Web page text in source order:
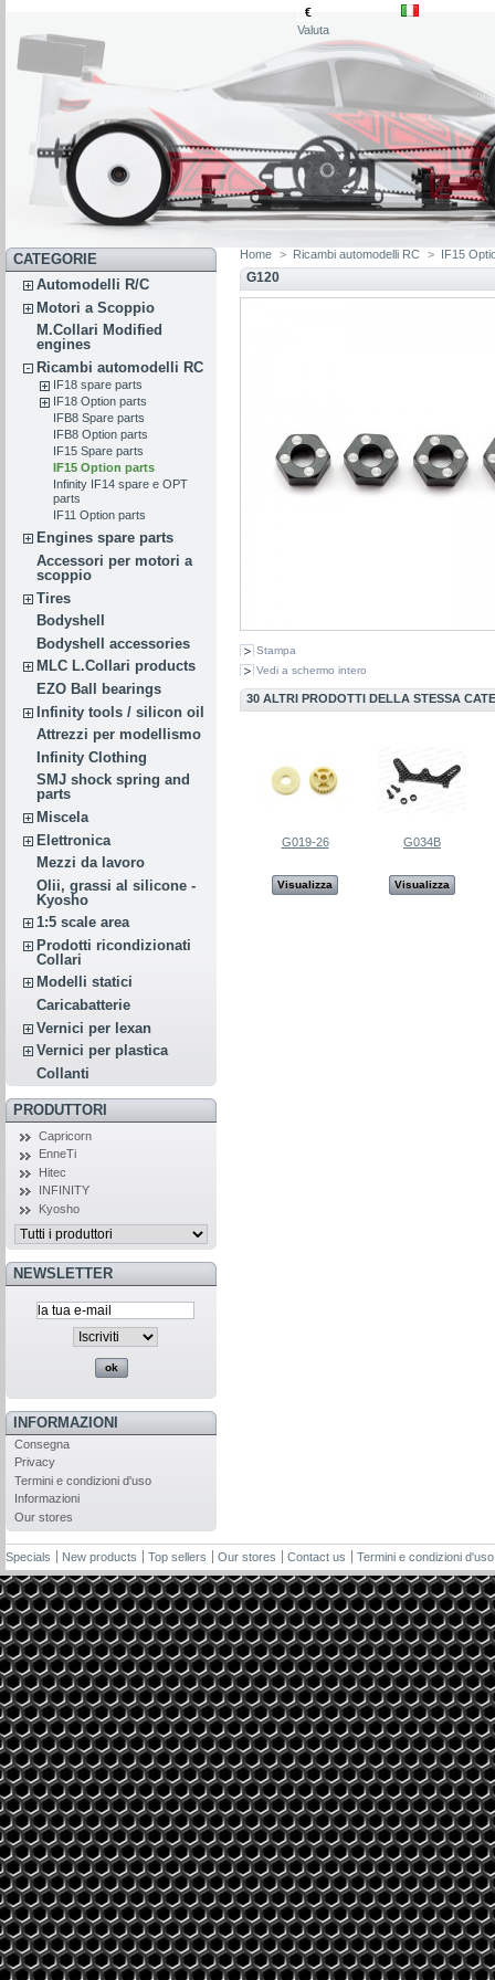
€
Valuta
CATEGORIE
Automodelli R/C
Motori a Scoppio
M.Collari Modified
engines
Ricambi automodelli RC
IF18 spare parts
IF18 Option parts
IFB8 Spare parts
IFB8 Option parts
IF15 Spare parts
IF15 Option parts
Infinity IF14 spare e OPT
parts
IF11 Option parts
Engines spare parts
Accessori per motori a
scoppio
Tires
Bodyshell
Bodyshell accessories
MLC L.Collari products
EZO Ball bearings
Infinity tools / silicon oil
Attrezzi per modellismo
Infinity Clothing
SMJ shock spring and
parts
Miscela
Elettronica
Mezzi da lavoro
Olii, grassi al silicone -
Kyosho
1:5 scale area
Prodotti ricondizionati
Collari
Modelli statici
Caricabatterie
Vernici per lexan
Vernici per plastica
Collanti
PRODUTTORI
Capricorn
EnneTi
Hitec
INFINITY
Kyosho
NEWSLETTER
INFORMAZIONI
Consegna
Privacy
Termini e condizioni d'uso
Informazioni
Our stores
Home > Ricambi automodelli RC > IF15
G120
Stampa
Vedi a schermo intero
30 ALTRI PRODOTTI DELLA STESSA
G019-26
Visualizza
G034B
Visualizza
Specials New products Top sellers Our stores Contact us Termini e condizioni d'uso